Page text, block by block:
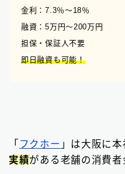
金利：7.3％〜18％
融資：5万円〜200万円
担保・保証人不要
即日融資も可能！
「 フクホー 」は大阪に
実績がある老舗の消費者